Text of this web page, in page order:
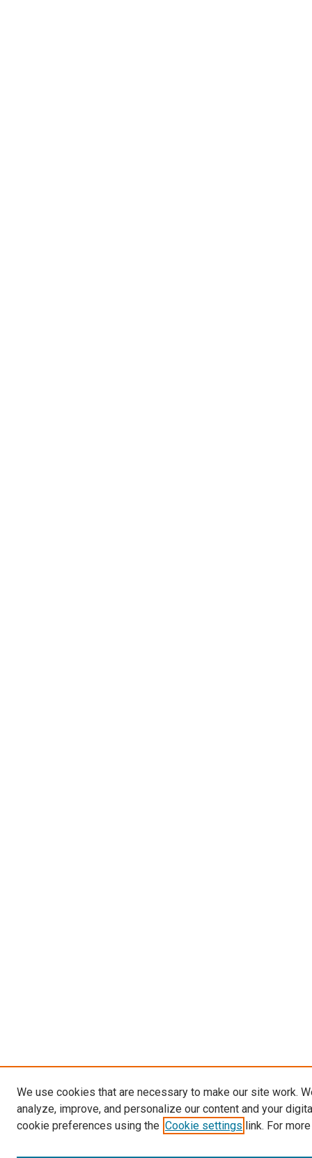
We use cookies that are necessary to make our site work.
analyze, improve, and personalize our content and your
cookie preferences using the Cookie settings link. For